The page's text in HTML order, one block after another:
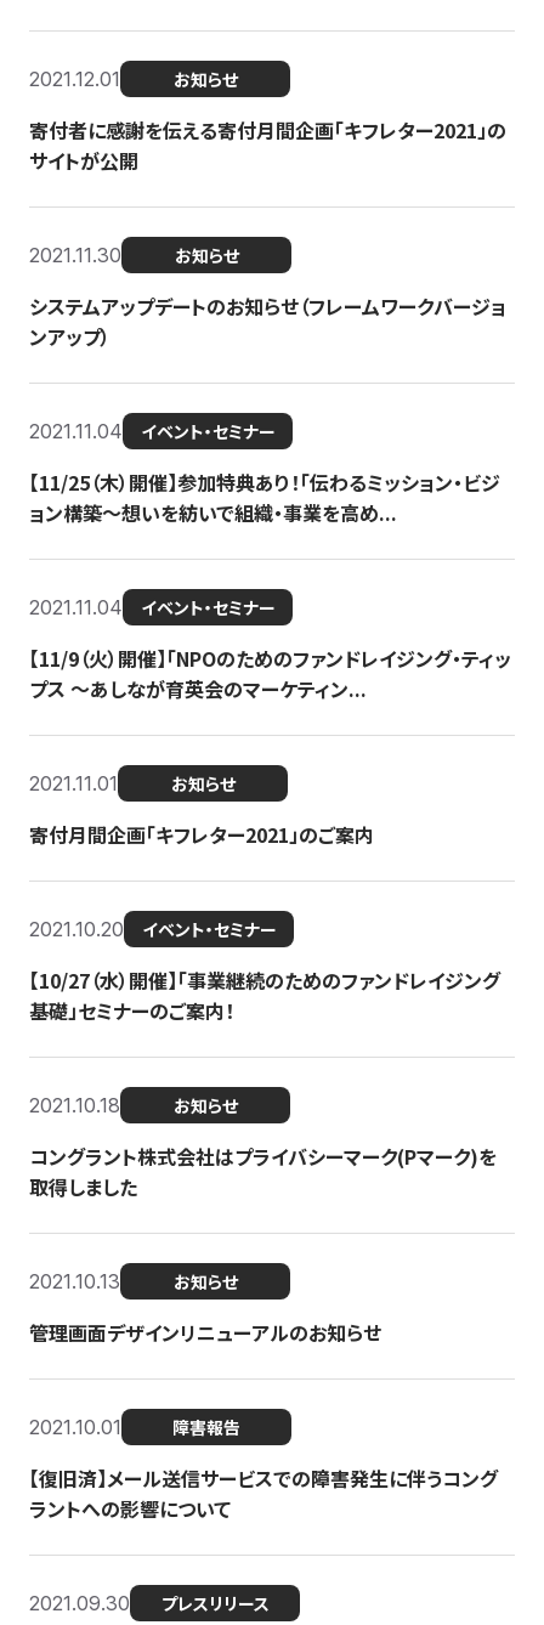
2021.12.01 お知らせ
寄付者に感謝を伝える寄付月間企画「キフレター2021」の
サイトが公開
2021.11.30 お知らせ
システムアップデートのお知らせ（フレームワークバージョ
ンアップ）
2021.11.04 イベント・セミナー
【11/25（木）開催】参加特典あり！「伝わるミッション・ビジ
ョン構築〜想いを紡いで組織・事業を高め...
2021.11.04 イベント・セミナー
【11/9（火）開催】「NPOのためのファンドレイジング・ティッ
プス 〜あしなが育英会のマーケティン...
2021.11.01 お知らせ
寄付月間企画「キフレター2021」のご案内
2021.10.20 イベント・セミナー
【10/27（水）開催】「事業継続のためのファンドレイジング
基礎」セミナーのご案内！
2021.10.18 お知らせ
コングラント株式会社はプライバシーマーク(Pマーク)を
取得しました
2021.10.13 お知らせ
管理画面デザインリニューアルのお知らせ
2021.10.01 障害報告
【復旧済】メール送信サービスでの障害発生に伴うコング
ラントへの影響について
2021.09.30 プレスリリース